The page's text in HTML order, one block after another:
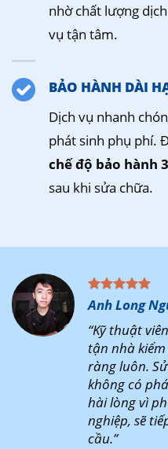
nhờ chất lượng
vụ tận tâm.
BẢO HÀNH DÀI
Dịch vụ nhanh
phát sinh phụ phí.
chế độ bảo hành
sau khi sửa chữa.
Anh Long
“Kỹ thuật
tận nhà
ràng luôn.
không có
hài lòng vì
nghiệp, sẽ
cầu.”